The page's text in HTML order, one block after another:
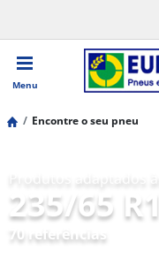
Menu
Encontre o seu pneu
235/65
70 referências